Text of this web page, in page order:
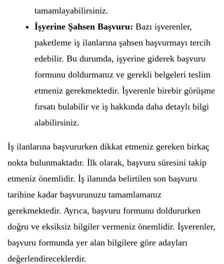
tamamlayabilirsiniz.
İşyerine Şahsen Başvuru: Bazı işverenler,
paketleme iş ilanlarına şahsen başvurmayı tercih
edebilir. Bu durumda, işyerine giderek başvuru
formunu doldurmanız ve gerekli belgeleri teslim
etmeniz gerekmektedir. İşverenle birebir görüşme
fırsatı bulabilir ve iş hakkında daha detaylı bilgi
alabilirsiniz.
İş ilanlarına başvururken dikkat etmeniz gereken birkaç
nokta bulunmaktadır. İlk olarak, başvuru süresini takip
etmeniz önemlidir. İş ilanında belirtilen son başvuru
tarihine kadar başvurunuzu tamamlamanız
gerekmektedir. Ayrıca, başvuru formunu doldururken
doğru ve eksiksiz bilgiler vermeniz önemlidir. İşverenler,
başvuru formunda yer alan bilgilere göre adayları
değerlendireceklerdir.